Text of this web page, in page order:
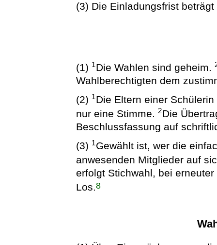
(3) Die Einladungsfrist
(1) 1Die Wahlen sind geheim.
Wahlberechtigten dem
(2) 1Die Eltern einer
nur eine Stimme.2Die
Beschlussfassung auf
(3) 1Gewählt ist, wer die
anwesenden Mitglieder auf
erfolgt Stichwahl, bei
Los.8